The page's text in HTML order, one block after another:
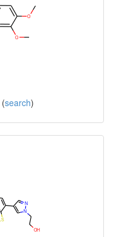
(search)